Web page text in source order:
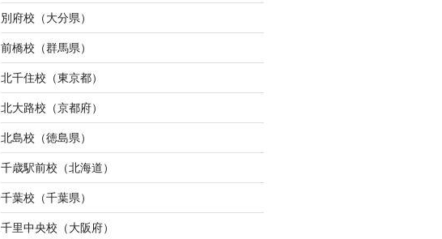
別府校（大分県）
前橋校（群馬県）
北千住校（東京都）
北大路校（京都府）
北島校（徳島県）
千歳駅前校（北海道）
千葉校（千葉県）
千里中央校（大阪府）